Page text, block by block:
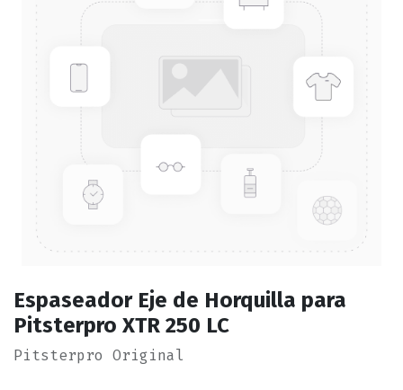
Espaseador Eje de Horquilla para
Pitsterpro XTR 250 LC
Pitsterpro Original